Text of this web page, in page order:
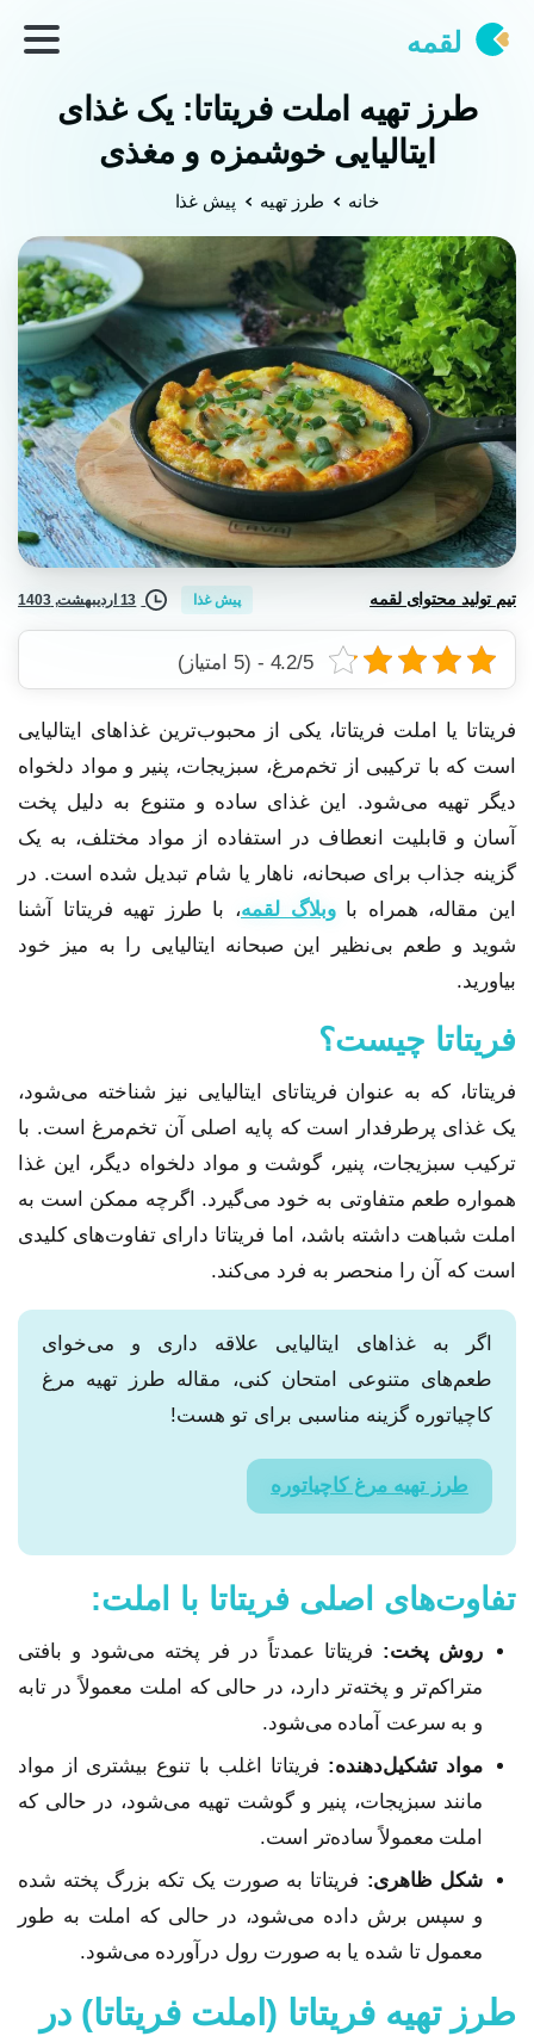
لقمه
طرز تهیه املت فریتاتا: یک غذای
ایتالیایی خوشمزه و مغذی
خانه طرز تهیه پیش غذا
تیم تولید محتوای لقمه پیش غذا 13 اردیبهشت, 1403
4.2/5 - (5 امتیاز)
فریتاتا یا املت فریتاتا، یکی از محبوب‌ترین غذاهای ایتالیایی
است که با ترکیبی از تخم‌مرغ، سبزیجات، پنیر و مواد دلخواه
دیگر تهیه می‌شود. این غذای ساده و متنوع به دلیل پخت
آسان و قابلیت انعطاف در استفاده از مواد مختلف، به یک
گزینه جذاب برای صبحانه، ناهار یا شام تبدیل شده است. در
این مقاله، همراه باوبلاگ لقمه، با طرز تهیه فریتاتا آشنا
شوید و طعم بی‌نظیر این صبحانه ایتالیایی را به میز خود
بیاورید.
فریتاتا چیست؟
فریتاتا، که به عنوان فریتاتای ایتالیایی نیز شناخته می‌شود،
یک غذای پرطرفدار است که پایه اصلی آن تخم‌مرغ است. با
ترکیب سبزیجات، پنیر، گوشت و مواد دلخواه دیگر، این غذا
همواره طعم متفاوتی به خود می‌گیرد. اگرچه ممکن است به
املت شباهت داشته باشد، اما فریتاتا دارای تفاوت‌های کلیدی
است که آن را منحصر به فرد می‌کند.
اگر به غذاهای ایتالیایی علاقه داری و می‌خوای
طعم‌های متنوعی امتحان کنی، مقاله طرز تهیه مرغ
کاچیاتوره گزینه مناسبی برای تو هست!
طرز تهیه مرغ کاچیاتوره
تفاوت‌های اصلی فریتاتا با املت:
روش پخت: فریتاتا عمدتاً در فر پخته می‌شود و بافتی
متراکم‌تر و پخته‌تر دارد، در حالی که املت معمولاً در تابه
و به سرعت آماده می‌شود.
مواد تشکیل‌دهنده: فریتاتا اغلب با تنوع بیشتری از مواد
مانند سبزیجات، پنیر و گوشت تهیه می‌شود، در حالی که
املت معمولاً ساده‌تر است.
شکل ظاهری: فریتاتا به صورت یک تکه بزرگ پخته شده
و سپس برش داده می‌شود، در حالی که املت به طور
معمول تا شده یا به صورت رول درآورده می‌شود.
طرز تهیه فریتاتا (املت فریتاتا) در